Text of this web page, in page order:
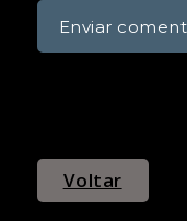
Voltar